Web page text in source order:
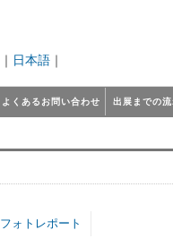
｜ 日本語 ｜
よくあるお問い合わせ 出展までの
フォトレポート